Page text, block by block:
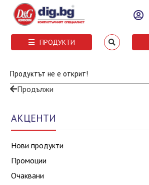
ПРОДУКТИ
Продуктът не е открит!
Продължи
АКЦЕНТИ
Нови продукти
Промоции
Очаквани